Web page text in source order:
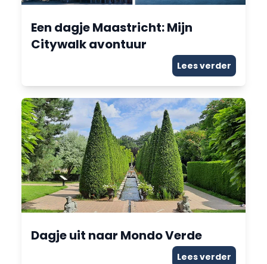
Een dagje Maastricht: Mijn
Citywalk avontuur
Lees verder
Dagje uit naar Mondo Verde
Lees verder